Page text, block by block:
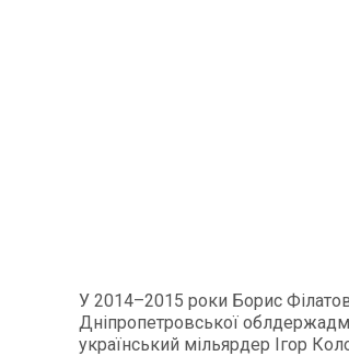
У 2014–2015 роки Борис
Дніпропетровської
український мільярдер Ігор